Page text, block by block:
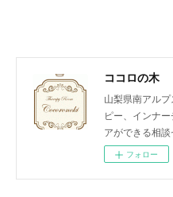
ココロの木
山梨県南アル
ピー、インナ
アができる相談
フォロー